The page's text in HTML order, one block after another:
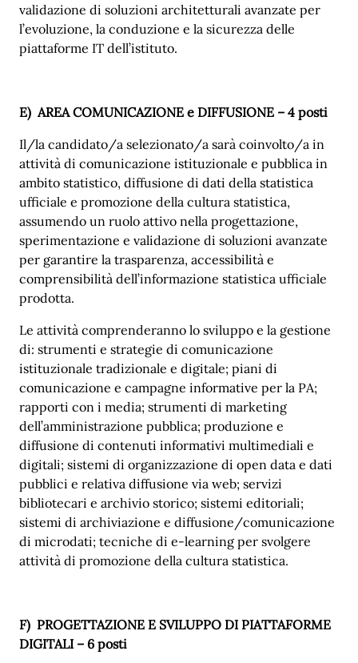
validazione di soluzioni architetturali avanzate per
l’evoluzione, la conduzione e la sicurezza delle
piattaforme IT dell’istituto.
E) AREA COMUNICAZIONE e DIFFUSIONE – 4 posti
Il/la candidato/a selezionato/a sarà coinvolto/a in
attività di comunicazione istituzionale e pubblica in
ambito statistico, diffusione di dati della statistica
ufficiale e promozione della cultura statistica,
assumendo un ruolo attivo nella progettazione,
sperimentazione e validazione di soluzioni avanzate
per garantire la trasparenza, accessibilità e
comprensibilità dell’informazione statistica ufficiale
prodotta.
Le attività comprenderanno lo sviluppo e la gestione
di: strumenti e strategie di comunicazione
istituzionale tradizionale e digitale; piani di
comunicazione e campagne informative per la PA;
rapporti con i media; strumenti di marketing
dell’amministrazione pubblica; produzione e
diffusione di contenuti informativi multimediali e
digitali; sistemi di organizzazione di open data e dati
pubblici e relativa diffusione via web; servizi
bibliotecari e archivio storico; sistemi editoriali;
sistemi di archiviazione e diffusione/comunicazione
di microdati; tecniche di e-learning per svolgere
attività di promozione della cultura statistica.
F) PROGETTAZIONE E SVILUPPO DI PIATTAFORME
DIGITALI – 6 posti